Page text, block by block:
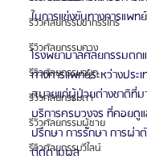
รีวิวศัลยกรรมขากรรไกร
รีวิวศัลยกรรมคาง
รีวิวศัลยกรรมจมูก
รีวิวศัลยกรรมตา
รีวิวศัลยกรรมผู้ชาย
รีวิวศัลยกรรมวีไลน์
ในการแข่งขันทางการแพ
โรงพยาบาลศัลยกรรมต
ทางการแพทย์ระหว่างปร
สบายแก่ผู้ป่วยต่างชาติที่ม
บริการครบวงจร ที่คอยดู
ปรึกษา การรักษา การผ่
ติดตามผล